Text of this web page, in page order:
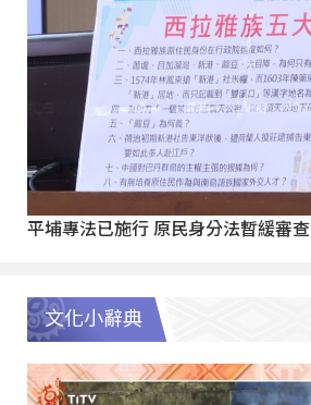
平埔專法已施行 原民身分法暫緩審查
文化小辭典